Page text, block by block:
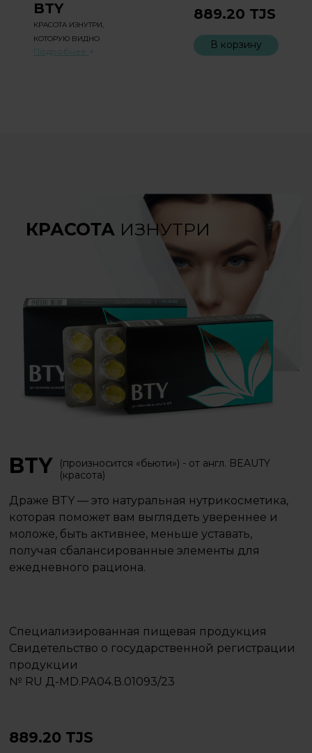
BTY
КРАСОТА ИЗНУТРИ,
КОТОРУЮ ВИДНО
Подробнее
889.20 TJS
В корзину
КРАСОТА ИЗНУТРИ
BTY
(произносится «бьюти») - от англ. BEAUTY
(красота)
Драже BTY — это натуральная нутрикосметика,
которая поможет вам выглядеть увереннее и
моложе, быть активнее, меньше уставать,
получая сбалансированные элементы для
ежедневного рациона.
Специализированная пищевая продукция
Свидетельство о государственной регистрации
продукции
№ RU Д-MD.РА04.В.01093/23
889.20 TJS